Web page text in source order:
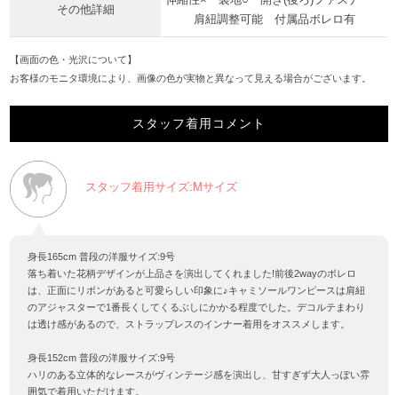
その他詳細
肩紐調整可能 付属品ボレロ有
【画面の色・光沢について】
お客様のモニタ環境により、画像の色が実物と異なって見える場合がございます。
スタッフ着用コメント
スタッフ着用サイズ:Mサイズ
身長165cm 普段の洋服サイズ:9号
落ち着いた花柄デザインが上品さを演出してくれました!前後2wayのボレロ
は、正面にリボンがあると可愛らしい印象に♪キャミソールワンピースは肩紐
のアジャスターで1番長くしてくるぶしにかかる程度でした。デコルテまわり
は透け感があるので、ストラップレスのインナー着用をオススメします。
身長152cm 普段の洋服サイズ:9号
ハリのある立体的なレースがヴィンテージ感を演出し、甘すぎず大人っぽい雰
囲気で着用いただけます。